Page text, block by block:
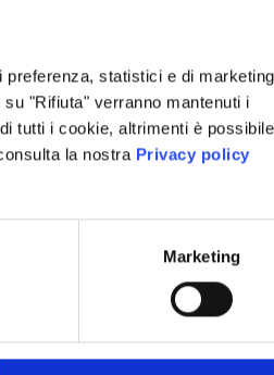
statistici e di marketing
"Rifiuta" verranno mantenuti i
tutti i cookie, altrimenti è possibile
la nostra Privacy policy
Marketing
aprile (3)
marzo (7)
febbraio (4)
2025(86)
2024(95)
2023(134)
2022(128)